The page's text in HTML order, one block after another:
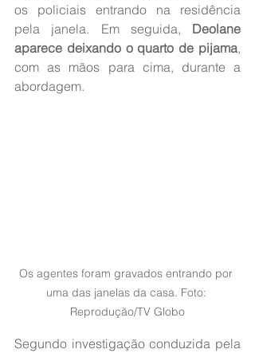
os policiais entrando na residência
pela janela. Em seguida, Deolane
aparece deixando o quarto de pijama,
com as mãos para cima, durante a
abordagem.
Os agentes foram gravados entrando por
uma das janelas da casa. Foto:
Reprodução/TV Globo
Segundo investigação conduzida pela